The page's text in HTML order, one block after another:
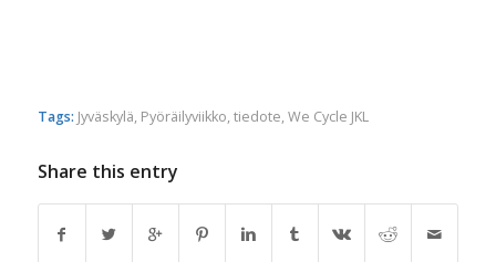
Tags: Jyväskylä, Pyöräilyviikko, tiedote, We Cycle JKL
Share this entry